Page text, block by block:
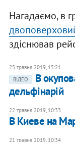
Нагадаємо, в
здіснював
25 травня 2019, 15:21
ВІДЕО
В
дельфінарій
22 травня 2019, 10:33
В Киеве на
21 травня 2019, 10:34